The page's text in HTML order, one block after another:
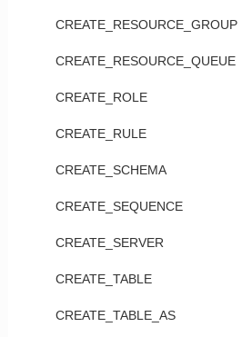
CREATE_RESOURCE_GROUP
CREATE_RESOURCE_QUEUE
CREATE_ROLE
CREATE_RULE
CREATE_SCHEMA
CREATE_SEQUENCE
CREATE_SERVER
CREATE_TABLE
CREATE_TABLE_AS